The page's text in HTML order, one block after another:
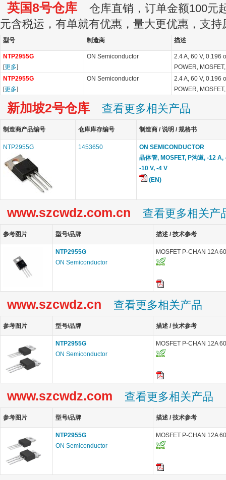
英国8号仓库 仓库直销，订单金额100元
元含税运，有单就有优惠，量大更优惠，支持
型号 制造商 描述
NTP2955G
[更多]
ON Semiconductor
2.4 A, 60 V, 0.196
POWER,
NTP2955G
[更多]
ON Semiconductor
2.4 A, 60 V, 0.196
POWER,
新加坡2号仓库 查看更多相关产品
制造商产品编号 仓库库存编号 制造商 / 说明 / 规格书
NTP2955G 1453650
ON SEMICONDUCTOR
晶体管, MOSFET, P沟道, -12
-10 V, -4 V
(EN)
www.szcwdz.com.cn 查看更多相关产
参考图片 型号/品牌 描述 / 技术参考
NTP2955G
ON Semiconductor
MOSFET P-CHAN 12A
www.szcwdz.cn 查看更多相关产品
参考图片 型号/品牌 描述 / 技术参考
NTP2955G
ON Semiconductor
MOSFET P-CHAN 12A
www.szcwdz.com 查看更多相关产品
参考图片 型号/品牌 描述 / 技术参考
NTP2955G
ON Semiconductor
MOSFET P-CHAN 12A